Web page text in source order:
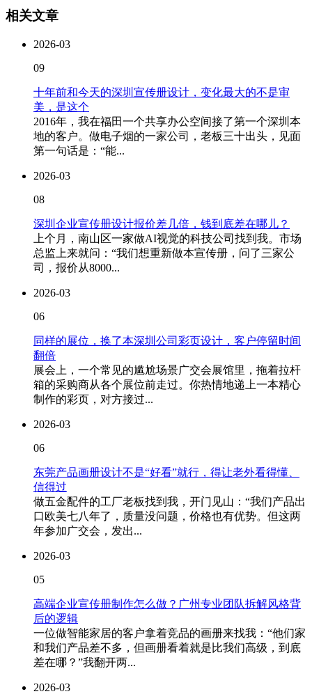
相关文章
2026-03
09
十年前和今天的深圳宣传册设计，变化最大的不是审
美，是这个
2016年，我在福田一个共享办公空间接了第一个深圳本
地的客户。做电子烟的一家公司，老板三十出头，见面
第一句话是：“能...
2026-03
08
深圳企业宣传册设计报价差几倍，钱到底差在哪儿？
上个月，南山区一家做AI视觉的科技公司找到我。市场
总监上来就问：“我们想重新做本宣传册，问了三家公
司，报价从8000...
2026-03
06
同样的展位，换了本深圳公司彩页设计，客户停留时间
翻倍
展会上，一个常见的尴尬场景广交会展馆里，拖着拉杆
箱的采购商从各个展位前走过。你热情地递上一本精心
制作的彩页，对方接过...
2026-03
06
东莞产品画册设计不是“好看”就行，得让老外看得懂、
信得过
做五金配件的工厂老板找到我，开门见山：“我们产品出
口欧美七八年了，质量没问题，价格也有优势。但这两
年参加广交会，发出...
2026-03
05
高端企业宣传册制作怎么做？广州专业团队拆解风格背
后的逻辑
一位做智能家居的客户拿着竞品的画册来找我：“他们家
和我们产品差不多，但画册看着就是比我们高级，到底
差在哪？”我翻开两...
2026-03